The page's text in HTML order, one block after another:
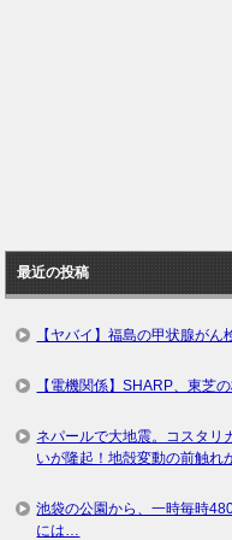
最近の投稿
【ヤバイ】福島の甲状腺が
【電機関係】SHARP、東芝
ネパールで大地震。コスタリ
いが隆起！地殻変動の前触れ
池袋の公園から、一時毎時
には…